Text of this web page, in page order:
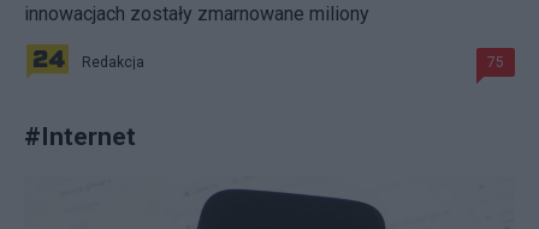
innowacjach zostały zmarnowane miliony
Redakcja 75
#Internet